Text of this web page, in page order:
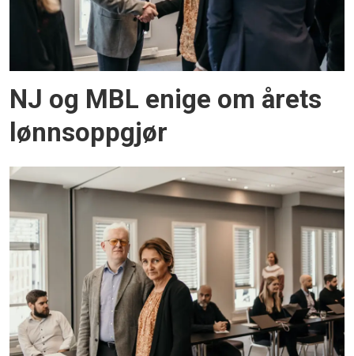
NJ og MBL enige om årets
lønnsoppgjør